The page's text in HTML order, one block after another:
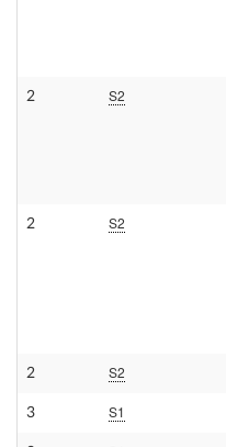
2 S2
2 S2
2 S2
3 S1